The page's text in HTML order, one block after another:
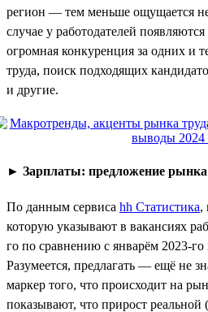
регион — тем меньше ощущается
случае у работодателей
огромная конкуренция за одних и
труда, поиск подходящих
и другие.
► Зарплаты: предложение
По данным сервиса hh Статистика,
которую указывают в вакансиях
го по сравнению с январём 2023-
Разумеется, предлагать — ещё не
маркер того, что происходит на
показывают, что прирост